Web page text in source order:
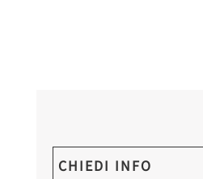
CHIEDI INFO